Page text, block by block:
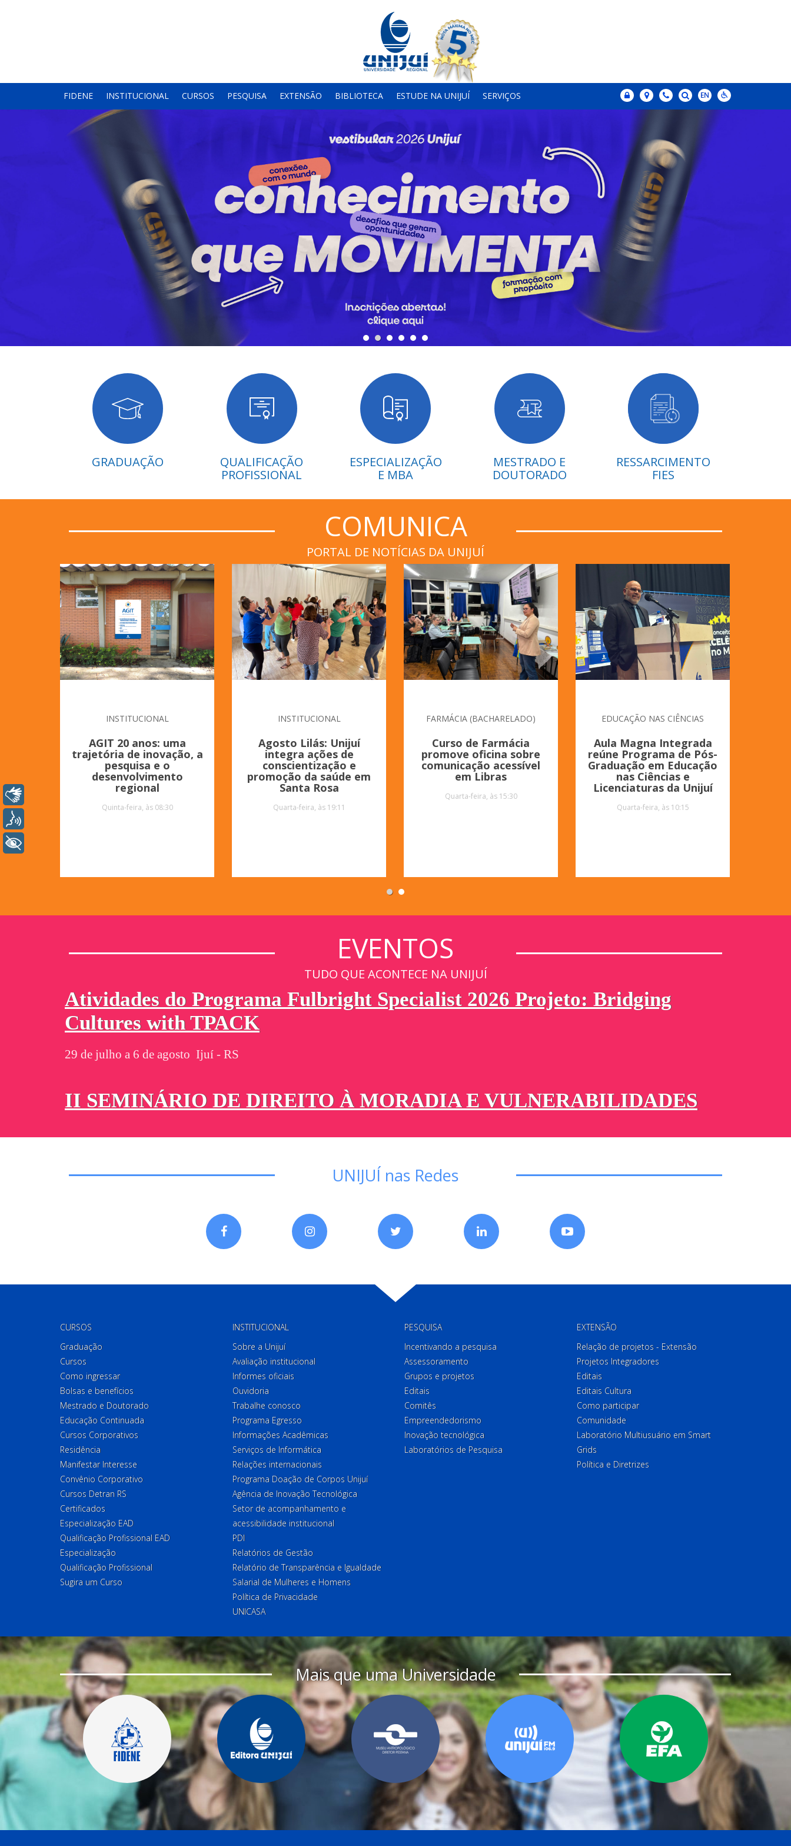
FIDENE INSTITUCIONAL CURSOS PESQUISA EXTENSÃO BIBLIOTECA ESTUDE NA UNIJUÍ SERVIÇOS
GRADUAÇÃO
QUALIFICAÇÃO
PROFISSIONAL
ESPECIALIZAÇÃO
E MBA
MESTRADO E
DOUTORADO
RESSARCIMENTO
FIES
COMUNICA
PORTAL DE NOTÍCIAS DA UNIJUÍ
INSTITUCIONAL
AGIT 20 anos: uma
trajetória de inovação, a
pesquisa e o
desenvolvimento
regional
Quinta-feira, às 08:30
INSTITUCIONAL
Agosto Lilás: Unijuí
integra ações de
conscientização e
promoção da saúde em
Santa Rosa
Quarta-feira, às 19:11
FARMÁCIA (BACHARELADO)
Curso de Farmácia
promove oficina sobre
comunicação acessível
em Libras
Quarta-feira, às 15:30
EDUCAÇÃO NAS CIÊNCIAS
Aula Magna Integrada
reúne Programa de Pós-
Graduação em Educação
nas Ciências e
Licenciaturas da Unijuí
Quarta-feira, às 10:15
EVENTOS
TUDO QUE ACONTECE NA UNIJUÍ
UNIJUÍ nas Redes
CURSOS
Graduação
Cursos
Como ingressar
Bolsas e benefícios
Mestrado e Doutorado
Educação Continuada
Cursos Corporativos
Residência
Manifestar Interesse
Convênio Corporativo
Cursos Detran RS
Certificados
Especialização EAD
Qualificação Profissional EAD
Especialização
Qualificação Profissional
Sugira um Curso
INSTITUCIONAL
Sobre a Unijuí
Avaliação institucional
Informes oficiais
Ouvidoria
Trabalhe conosco
Programa Egresso
Informações Acadêmicas
Serviços de Informática
Relações internacionais
Programa Doação de Corpos Unijuí
Agência de Inovação Tecnológica
Setor de acompanhamento e
acessibilidade institucional
PDI
Relatórios de Gestão
Relatório de Transparência e Igualdade
Salarial de Mulheres e Homens
Política de Privacidade
UNICASA
PESQUISA
Incentivando a pesquisa
Assessoramento
Grupos e projetos
Editais
Comitês
Empreendedorismo
Inovação tecnológica
Laboratórios de Pesquisa
EXTENSÃO
Relação de projetos - Extensão
Projetos Integradores
Editais
Editais Cultura
Como participar
Comunidade
Laboratório Multiusuário em Smart
Grids
Política e Diretrizes
Mais que uma Universidade